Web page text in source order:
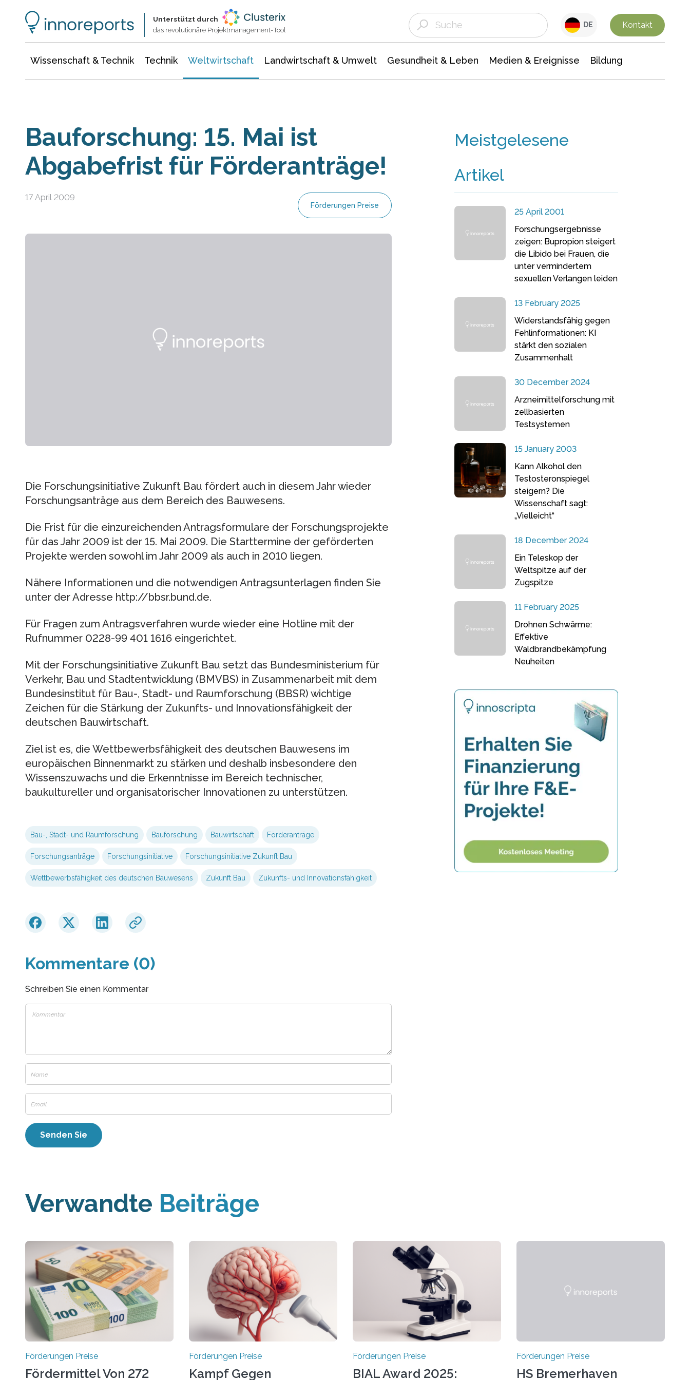
Unterstützt durch
das revolutionäre Projektmanagement-Tool
DE Kontakt
Wissenschaft & Technik Technik Weltwirtschaft Landwirtschaft & Umwelt Gesundheit & Leben Medien & Ereignisse Bildung
Bauforschung: 15. Mai ist
Abgabefrist für Förderanträge!
17 April 2009
Förderungen Preise
Die Forschungsinitiative Zukunft Bau fördert auch in diesem Jahr wieder
Forschungsanträge aus dem Bereich des Bauwesens.
Die Frist für die einzureichenden Antragsformulare der Forschungsprojekte
für das Jahr 2009 ist der 15. Mai 2009. Die Starttermine der geförderten
Projekte werden sowohl im Jahr 2009 als auch in 2010 liegen.
Nähere Informationen und die notwendigen Antragsunterlagen finden Sie
unter der Adresse http://bbsr.bund.de.
Für Fragen zum Antragsverfahren wurde wieder eine Hotline mit der
Rufnummer 0228-99 401 1616 eingerichtet.
Mit der Forschungsinitiative Zukunft Bau setzt das Bundesministerium für
Verkehr, Bau und Stadtentwicklung (BMVBS) in Zusammenarbeit mit dem
Bundesinstitut für Bau-, Stadt- und Raumforschung (BBSR) wichtige
Zeichen für die Stärkung der Zukunfts- und Innovationsfähigkeit der
deutschen Bauwirtschaft.
Ziel ist es, die Wettbewerbsfähigkeit des deutschen Bauwesens im
europäischen Binnenmarkt zu stärken und deshalb insbesondere den
Wissenszuwachs und die Erkenntnisse im Bereich technischer,
baukultureller und organisatorischer Innovationen zu unterstützen.
Bau-, Stadt- und Raumforschung Bauforschung Bauwirtschaft Förderanträge
Forschungsanträge Forschungsinitiative Forschungsinitiative Zukunft Bau
Wettbewerbsfähigkeit des deutschen Bauwesens Zukunft Bau Zukunfts- und Innovationsfähigkeit
Kommentare (0)
Schreiben Sie einen Kommentar
Meistgelesene
Artikel
25 April 2001
Forschungsergebnisse
zeigen: Bupropion steigert
die Libido bei Frauen, die
unter vermindertem
sexuellen Verlangen leiden
13 February 2025
Widerstandsfähig gegen
Fehlinformationen: KI
stärkt den sozialen
Zusammenhalt
30 December 2024
Arzneimittelforschung mit
zellbasierten
Testsystemen
15 January 2003
Kann Alkohol den
Testosteronspiegel
steigern? Die
Wissenschaft sagt:
„Vielleicht“
18 December 2024
Ein Teleskop der
Weltspitze auf der
Zugspitze
11 February 2025
Drohnen Schwärme:
Effektive
Waldbrandbekämpfung
Neuheiten
Verwandte Beiträge
Förderungen Preise
Fördermittel Von 272
Förderungen Preise
Kampf Gegen
Förderungen Preise
BIAL Award 2025:
Förderungen Preise
HS Bremerhaven